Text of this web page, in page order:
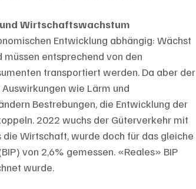
Wirtschaftswachstum
Entwicklung abhängig: Wächst
entsprechend von den
transportiert werden. Da aber der
wie Lärm und
Bestrebungen, die Entwicklung der
2022 wuchs der Güterverkehr mit
Wirtschaft, wurde doch für das gleiche
von 2,6% gemessen. «Reales» BIP
wurde.